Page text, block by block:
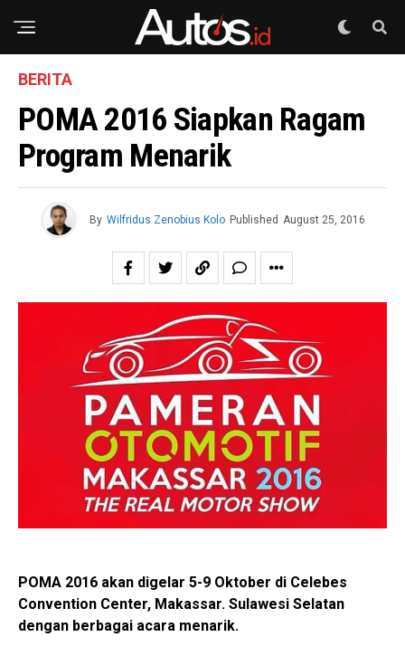
BERITA
POMA 2016 Siapkan Ragam
Program Menarik
By Wilfridus Zenobius Kolo Published August 25, 2016
POMA 2016 akan digelar 5-9 Oktober di Celebes
Convention Center, Makassar. Sulawesi Selatan
dengan berbagai acara menarik.